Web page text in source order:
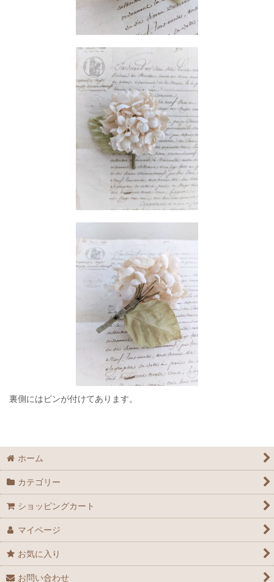
裏側にはピンが付けてあります。
ホーム
カテゴリー
ショッピングカート
マイページ
お気に入り
お問い合わせ